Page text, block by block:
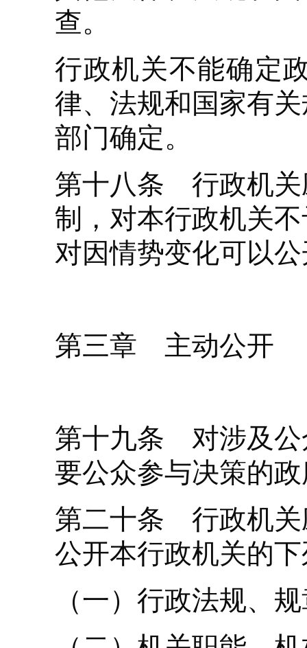
查。
行政机关不能确定
律、法规和国家有
部门确定。
第十八条 行政机关
制，对本行政机关
对因情势变化可以
第三章 主动公开
第十九条 对涉及公
要公众参与决策的
第二十条 行政机关
公开本行政机关的
（一）行政法规、